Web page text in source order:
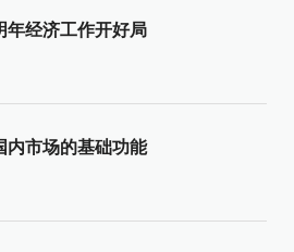
年经济工作开好局
内市场的基础功能